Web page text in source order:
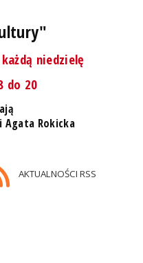
niedzielę
do 20
Agata Rokicka
AKTUALNOŚCI RSS